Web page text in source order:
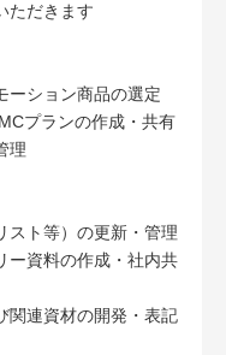
ただきます
ーション商品の選定
プランの作成・共有
理
スト等）の更新・管理
ー資料の作成・社内共
関連資材の開発・表記